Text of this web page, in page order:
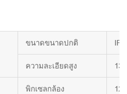
ขนาดขนาดปกติ
ความละเอียดสูง
พิกเซลกล้อง